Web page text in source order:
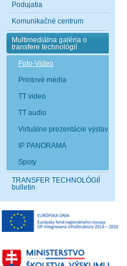
Podujatia
Komunikačné centrum
Multimediálna galéria o
transfere technológií
Foto-Video
Printové média
TT video
TT audio
Virtuálne prezentácie výstav
IP PANORAMA
Spoty
TRANSFER TECHNOLÓGIÍ
bulletin